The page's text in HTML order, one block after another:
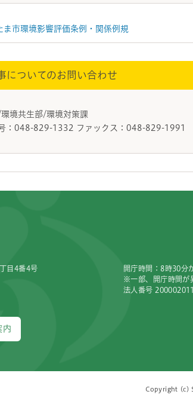
ま市環境影響評価条例・関係例規
についてのお問い合わせ
境共生部/環境対策課
：048-829-1332 ファックス：048-829-1991
目4番4号
内
開庁時間：8時30分
※一部、開庁時間が
法人番号
Copyright (c)